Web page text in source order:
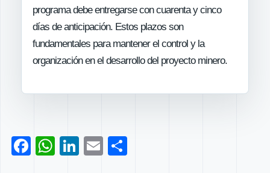
programa debe entregarse con cuarenta y cinco
días de anticipación. Estos plazos son
fundamentales para mantener el control y la
organización en el desarrollo del proyecto minero.
F
W
Li
E